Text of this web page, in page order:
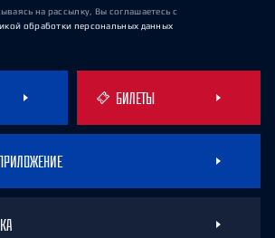
на рассылку, Вы соглашаетесь с
обработки персональных данных
БИЛЕТЫ